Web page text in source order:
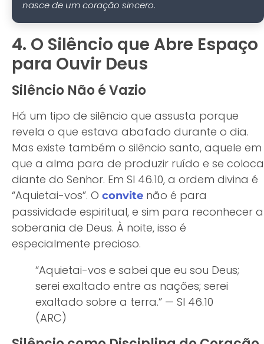
nasce de um coração sincero.
4. O Silêncio que Abre Espaço
para Ouvir Deus
Silêncio Não é Vazio
Há um tipo de silêncio que assusta porque
revela o que estava abafado durante o dia.
Mas existe também o silêncio santo, aquele em
que a alma para de produzir ruído e se coloca
diante do Senhor. Em Sl 46.10, a ordem divina é
“Aquietai-vos”. O convite não é para
passividade espiritual, e sim para reconhecer a
soberania de Deus. À noite, isso é
especialmente precioso.
“Aquietai-vos e sabei que eu sou Deus;
serei exaltado entre as nações; serei
exaltado sobre a terra.” — Sl 46.10
(ARC)